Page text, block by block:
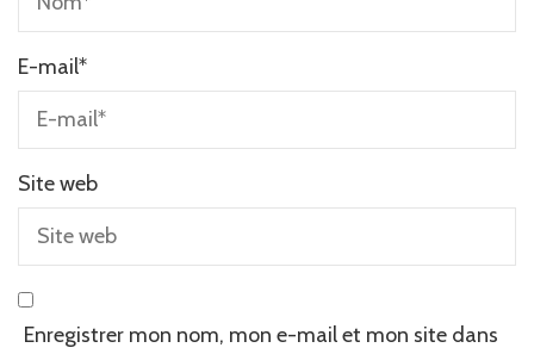
E-mail*
Site web
Enregistrer mon nom, mon e-mail et mon site dans